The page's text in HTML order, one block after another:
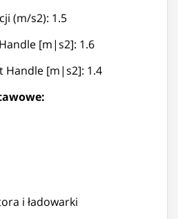
(m/s2): 1.5
[m|s2]: 1.6
Handle [m|s2]: 1.4
i ładowarki